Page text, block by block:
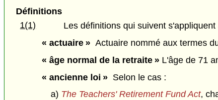
Définitions
1(1)
Les définitions qui suivent
« actuaire » Actuaire nommé aux termes
« âge normal de la retraite » L'âge de 71
« ancienne loi » Selon le cas :
a) The Teachers' Retirement Fund Act,